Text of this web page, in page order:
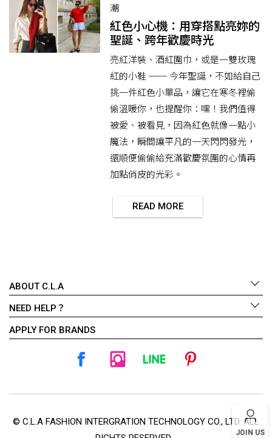
潮
紅色小心機：用穿搭點亮妳的
聖誕、跨年歡慶時光
亮紅洋裝、酒紅圍巾，或是一雙玫瑰
紅的小鞋 ── 今年聖誕，不如給自己
挑一件紅色小單品，讓它在寒冬裡偷
偷溫暖你，也提醒你：嘿！我們值得
被愛、被看見，因為紅色就像一點小
魔法，瞬間讓平凡的一天閃閃發光，
還順便偷偷給充滿歡慶氛圍的心情再
加點俏皮的光彩。
READ MORE
ABOUT C.L.A
NEED HELP？
APPLY FOR BRANDS
© C.L.A FASHION INTERGRATION TECHNOLOGY CO., LTD. ALL
JOIN US